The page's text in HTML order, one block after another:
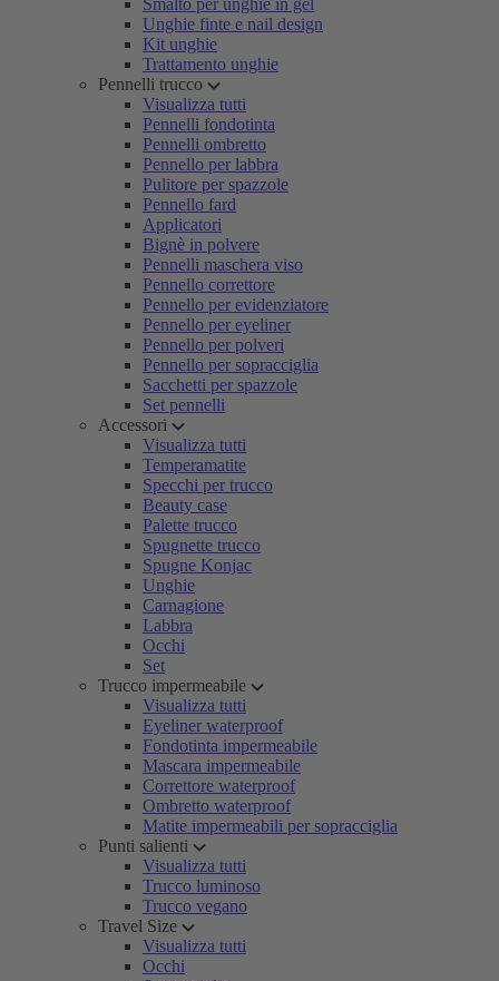
Smalto per unghie in gel
Unghie finte e nail design
Kit unghie
Trattamento unghie
Pennelli trucco
Visualizza tutti
Pennelli fondotinta
Pennelli ombretto
Pennello per labbra
Pulitore per spazzole
Pennello fard
Applicatori
Bignè in polvere
Pennelli maschera viso
Pennello correttore
Pennello per evidenziatore
Pennello per eyeliner
Pennello per polveri
Pennello per sopracciglia
Sacchetti per spazzole
Set pennelli
Accessori
Visualizza tutti
Temperamatite
Specchi per trucco
Beauty case
Palette trucco
Spugnette trucco
Spugne Konjac
Unghie
Carnagione
Labbra
Occhi
Set
Trucco impermeabile
Visualizza tutti
Eyeliner waterproof
Fondotinta impermeabile
Mascara impermeabile
Correttore waterproof
Ombretto waterproof
Matite impermeabili per sopracciglia
Punti salienti
Visualizza tutti
Trucco luminoso
Trucco vegano
Travel Size
Visualizza tutti
Occhi